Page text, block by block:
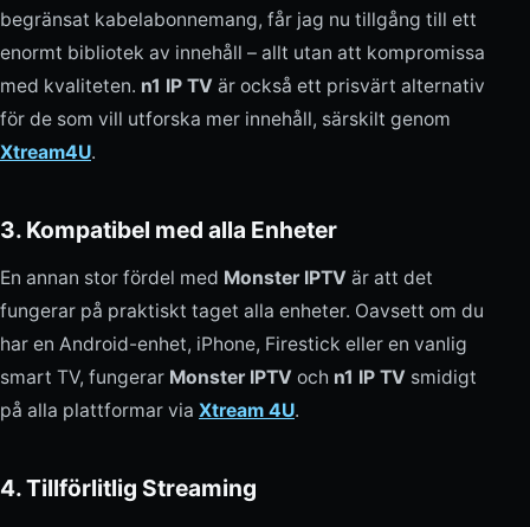
begränsat kabelabonnemang, får jag nu tillgång till ett
enormt bibliotek av innehåll – allt utan att kompromissa
med kvaliteten. n1 IP TV är också ett prisvärt alternativ
för de som vill utforska mer innehåll, särskilt genom
Xtream4U.
3. Kompatibel med alla Enheter
En annan stor fördel med Monster IPTV är att det
fungerar på praktiskt taget alla enheter. Oavsett om du
har en Android-enhet, iPhone, Firestick eller en vanlig
smart TV, fungerar Monster IPTV och n1 IP TV smidigt
på alla plattformar via Xtream 4U.
4. Tillförlitlig Streaming